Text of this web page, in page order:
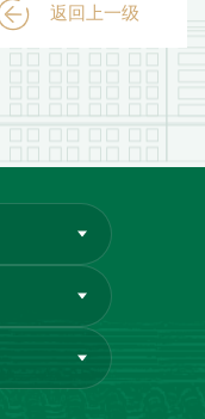
返回上一级